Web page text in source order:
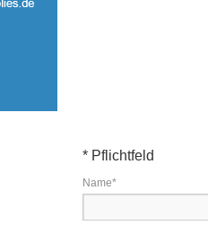
* Pflichtfeld
Name*